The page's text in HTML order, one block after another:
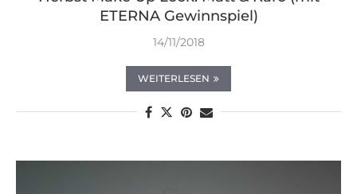
ETERNA Gewinnspiel)
14/11/2018
WEITERLESEN